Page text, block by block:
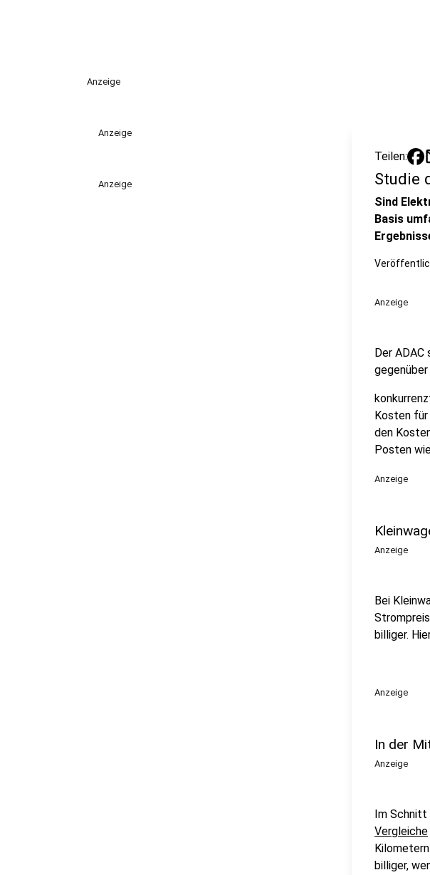
Anzeige
Anzeige
Anzeige
Teilen:
Studie
Sind
Basis
Anzeige
Der
Kosten für
den
Posten
Anzeige
Anzeige
Bei
billiger.
Anzeige
In der
Anzeige
Im
Vergleiche
billiger,